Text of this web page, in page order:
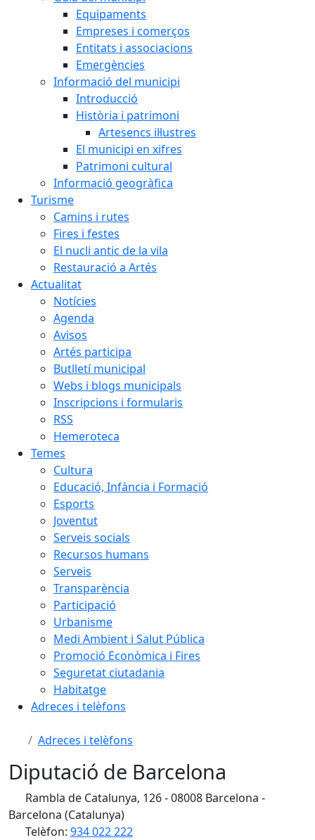
Equipaments
Empreses i comerços
Entitats i associacions
Emergències
Informació del municipi
Introducció
Història i patrimoni
Artesencs il·lustres
El municipi en xifres
Patrimoni cultural
Informació geogràfica
Turisme
Camins i rutes
Fires i festes
El nucli antic de la vila
Restauració a Artés
Actualitat
Notícies
Agenda
Avisos
Artés participa
Butlletí municipal
Webs i blogs municipals
Inscripcions i formularis
RSS
Hemeroteca
Temes
Cultura
Educació, Infància i Formació
Esports
Joventut
Serveis socials
Recursos humans
Serveis
Transparència
Participació
Urbanisme
Medi Ambient i Salut Pública
Promoció Econòmica i Fires
Seguretat ciutadania
Habitatge
Adreces i telèfons
Adreces i telèfons
Diputació de Barcelona
Rambla de Catalunya, 126 - 08008 Barcelona -
Barcelona (Catalunya)
Telèfon: 934 022 222